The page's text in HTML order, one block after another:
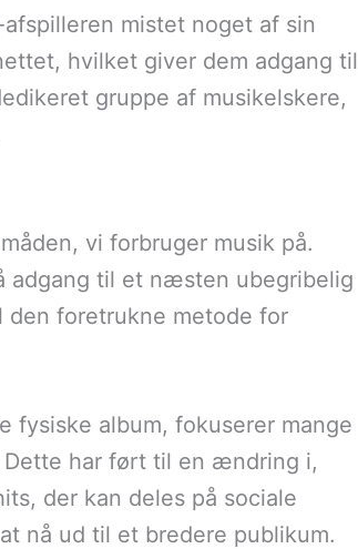
mistet noget af sin
hvilket giver dem adgang til
gruppe af musikelskere,
vi forbruger musik på.
adgang til et næsten ubegribelig
den foretrukne metode for
fysiske album, fokuserer mange
har ført til en ændring i,
der kan deles på sociale
nå ud til et bredere publikum.